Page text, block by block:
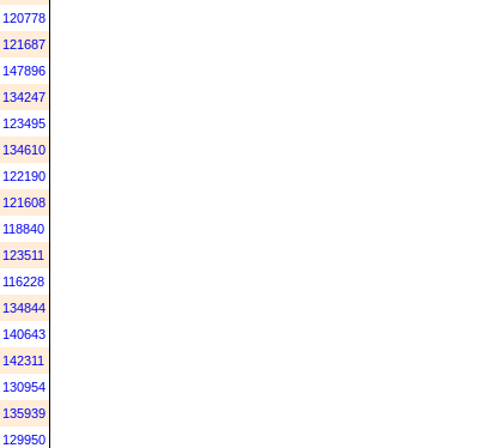
120778
121687
147896
134247
123495
134610
122190
121608
118840
123511
116228
134844
140643
142311
130954
135939
129950